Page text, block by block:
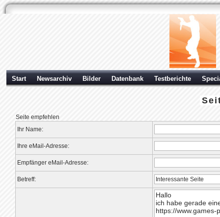
Start Newsarchiv Bilder Datenbank Testberichte
Seite empfehlen
Ihr Name:
Ihre eMail-Adresse:
Empfänger eMail-Adresse:
Betreff: